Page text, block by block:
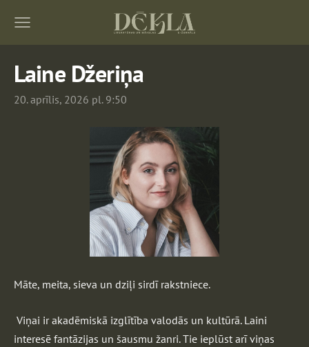
Laine Džeriņa
20. aprīlis, 2026 pl. 9:50
Māte, meita, sieva un dziļi sirdī rakstniece.
Viņai ir akadēmiskā izglītība valodās un kultūrā. Laini
interesē fantāzijas un šausmu žanri. Tie ieplūst arī viņas